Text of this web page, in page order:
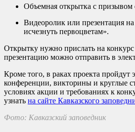
Объемная открытка с призывом
Видеоролик или презентация
исчезнуть первоцветам».
Открытку нужно прислать на
презентацию можно отправить в
Кроме того, в раках проекта пройдут
конференции, викторины и круглые
условиях акции и требованиях к
узнать на сайте Кавказского
Фото: Кавказский заповедник